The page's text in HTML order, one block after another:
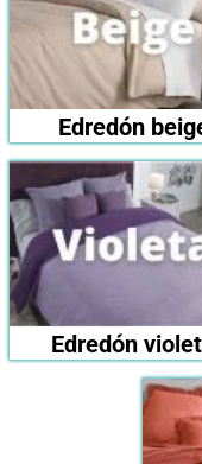
Edredón
Edredón